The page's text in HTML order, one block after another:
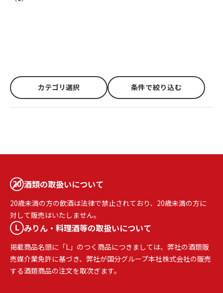
カテゴリ選択 条件で絞り込む
酒類の取扱いについて
20歳未満の方の飲酒は法律で禁止されており、20歳未満の方に
対して販売はいたしません。
みりん・料理酒等の取扱いについて
掲載商品名頭に「L」のつく商品につきましては、弊社の酒類販
売媒介業免許に基づき、弊社が国分グループ本社株式会社の販売
する酒類商品の注文を取次ぎます。